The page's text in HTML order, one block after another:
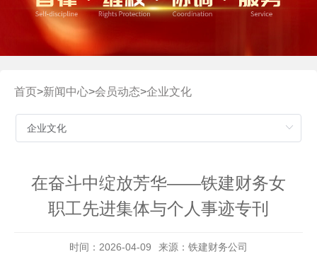
首页>新闻中心>会员动态>企业文化
在奋斗中绽放芳华——铁建财务女
职工先进集体与个人事迹专刊
时间：2026-04-09
来源：铁建财务公司